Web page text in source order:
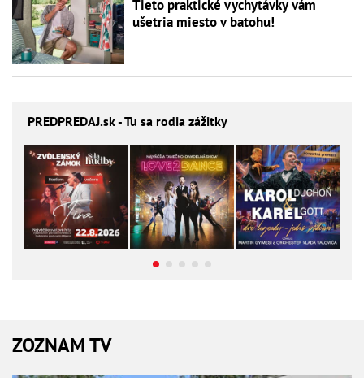
Tieto praktické vychytávky vám
ušetria miesto v batohu!
PREDPREDAJ.sk - Tu sa rodia zážitky
ZOZNAM TV